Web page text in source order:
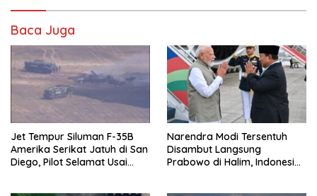
Baca Juga
Jet Tempur Siluman F-35B
Amerika Serikat Jatuh di San
Diego, Pilot Selamat Usai
Narendra Modi Tersentuh
Disambut Langsung
Prabowo di Halim, Indonesia